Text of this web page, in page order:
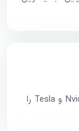
Bybit سهام توکنیزه‌شده Nvidia، Apple و Tesla را